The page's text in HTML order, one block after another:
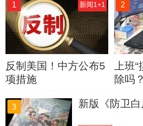
1 新闻1+1
反制美国！中方公布5
项措施
2
上班
除吗？
3 新版《防卫